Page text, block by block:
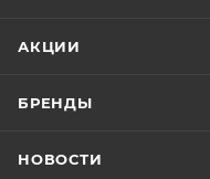
АКЦИИ
БРЕНДЫ
НОВОСТИ